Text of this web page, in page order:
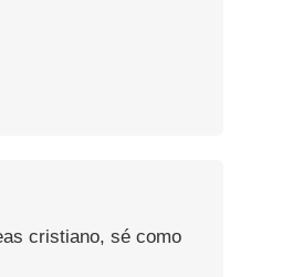
cristiano, sé como